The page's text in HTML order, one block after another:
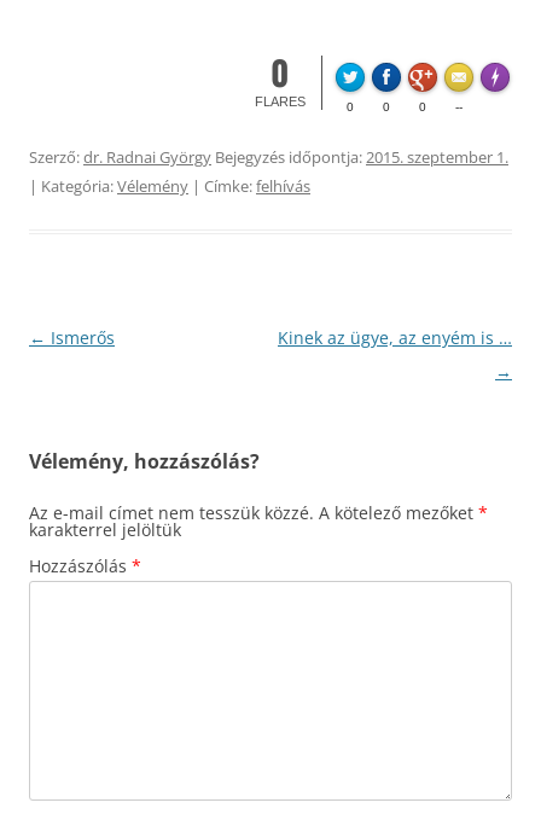
0
FLARES 0 0 0 --
Made
Szerző:dr. Radnai György Bejegyzés időpontja:2015. szeptember 1.
| Kategória:Vélemény | Címke:felhívás
Bejegyzés
← Ismerős
Kinek az ügye, az enyém is …
→
Vélemény, hozzászólás?
Az e-mail címet nem tesszük közzé. A kötelező mezőket *
karakterrel jelöltük
Hozzászólás *